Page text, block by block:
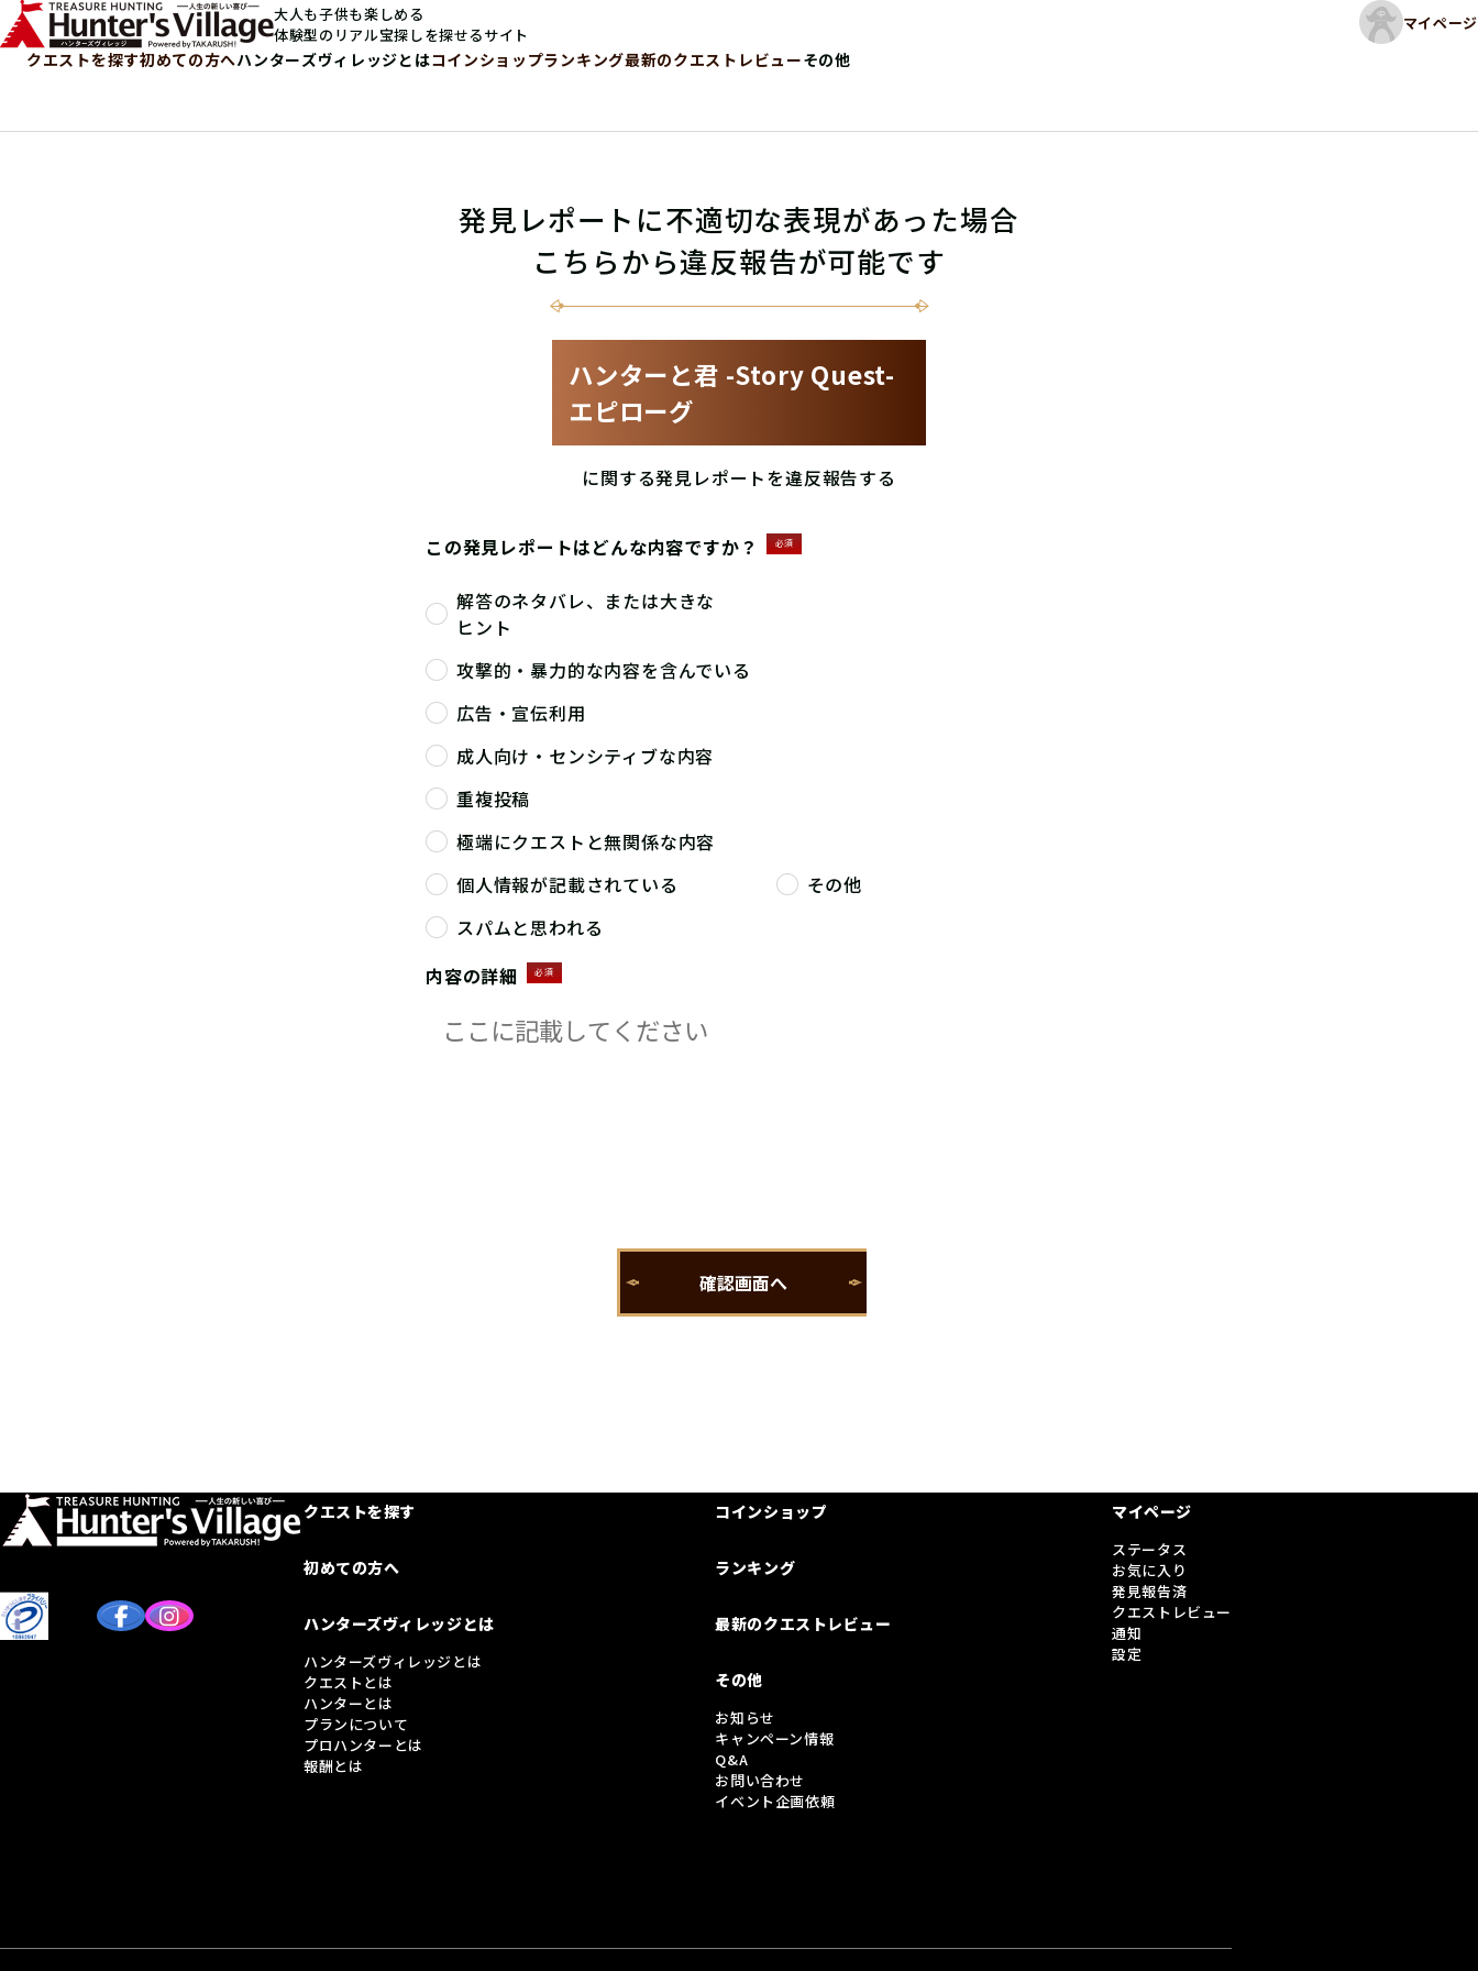
大人も子供も楽しめる
体験型のリアル宝探しを探せるサイト
マイページ
クエストを探す初めての方へハンターズヴィレッジとはコインショップランキング最新のクエストレビューその他
発見レポートに不適切な表現があった場合
こちらから違反報告が可能です
ハンターと君 -Story Quest-
エピローグ
に関する発見レポートを違反報告する
この発見レポートはどんな内容ですか？ 必須
解答のネタバレ、または大きな
ヒント
攻撃的・暴力的な内容を含んでいる
広告・宣伝利用
成人向け・センシティブな内容
重複投稿
極端にクエストと無関係な内容
個人情報が記載されている
その他
スパムと思われる
内容の詳細
必須
クエストを探す
初めての方へ
ハンターズヴィレッジとは
ハンターズヴィレッジとは
クエストとは
ハンターとは
プランについて
プロハンターとは
報酬とは
コインショップ
ランキング
最新のクエストレビュー
その他
お知らせ
キャンペーン情報
Q&A
お問い合わせ
イベント企画依頼
マイページ
ステータス
お気に入り
発見報告済
クエストレビュー
通知
設定